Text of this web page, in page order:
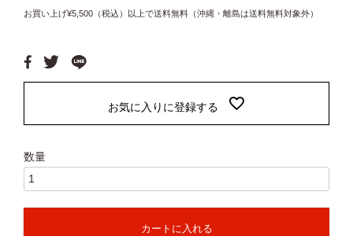
お買い上げ¥5,500（税込）以上で送料無料（沖縄・離島は送料無料対象外）
お気に入りに登録する
カートに入れる